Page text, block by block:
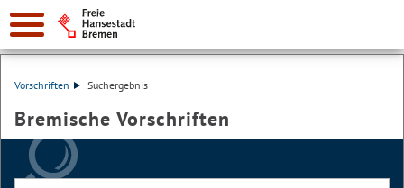
Vorschriften Suchergebnis
Bremische Vorschriften